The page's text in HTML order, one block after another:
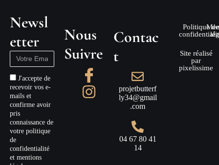
Contac
t
projetbutterf
ly34@gmail
.com
04 67 80 41
14
Newsl
etter
J'accepte de
recevoir vos e-
mails et
confirme avoir
pris
connaissance de
votre politique
de
confidentialité
et mentions
Nous
Suivre
Politique de
Site réalisé
par
pixelissime